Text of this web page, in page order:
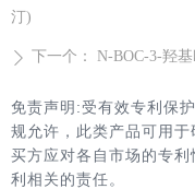
汀)
ꄲ 下一个： N-BOC-3-羟
免责声明:受有效专利保
规允许，此类产品可用于
买方应对各自市场的专
利相关的责任。